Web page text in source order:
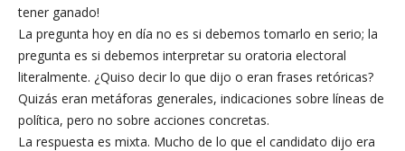
tener ganado!
La pregunta hoy en día no es si debemos tomarlo en serio; la
pregunta es si debemos interpretar su oratoria electoral
literalmente. ¿Quiso decir lo que dijo o eran frases retóricas?
Quizás eran metáforas generales, indicaciones sobre líneas de
política, pero no sobre acciones concretas.
La respuesta es mixta. Mucho de lo que el candidato dijo era